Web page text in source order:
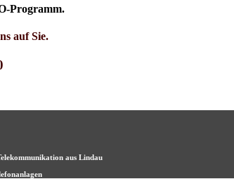
Programm.
auf Sie.
aus Lindau